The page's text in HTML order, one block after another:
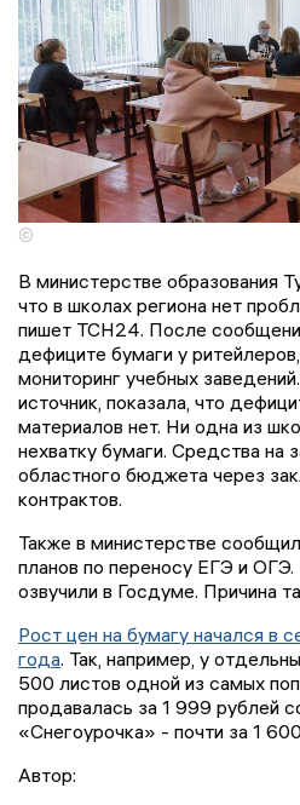
©
В министерстве образования
что в школах региона нет
пишет ТСН24. После
дефиците бумаги у
мониторинг учебных
источник, показала, что
материалов нет. Ни одна из
нехватку бумаги. Средства на
областного бюджета через
контрактов.
Также в министерстве
планов по переносу ЕГЭ и
озвучили в Госдуме. Причина
Рост цен на бумагу начался в
года. Так, например, у
500 листов одной из самых
продавалась за 1 999 рублей
«Снегоурочка» - почти за 1
Автор: